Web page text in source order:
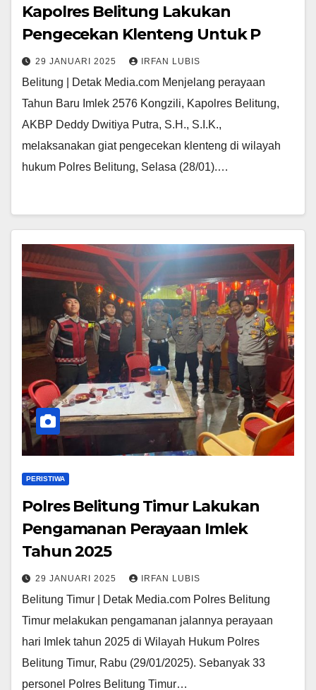
Kapolres Belitung Lakukan
Pengecekan Klenteng Untuk P
29 JANUARI 2025 IRFAN LUBIS
Belitung | Detak Media.com Menjelang perayaan
Tahun Baru Imlek 2576 Kongzili, Kapolres Belitung,
AKBP Deddy Dwitiya Putra, S.H., S.I.K.,
melaksanakan giat pengecekan klenteng di wilayah
hukum Polres Belitung, Selasa (28/01).…
PERISTIWA
Polres Belitung Timur Lakukan
Pengamanan Perayaan Imlek
Tahun 2025
29 JANUARI 2025 IRFAN LUBIS
Belitung Timur | Detak Media.com Polres Belitung
Timur melakukan pengamanan jalannya perayaan
hari Imlek tahun 2025 di Wilayah Hukum Polres
Belitung Timur, Rabu (29/01/2025). Sebanyak 33
personel Polres Belitung Timur…